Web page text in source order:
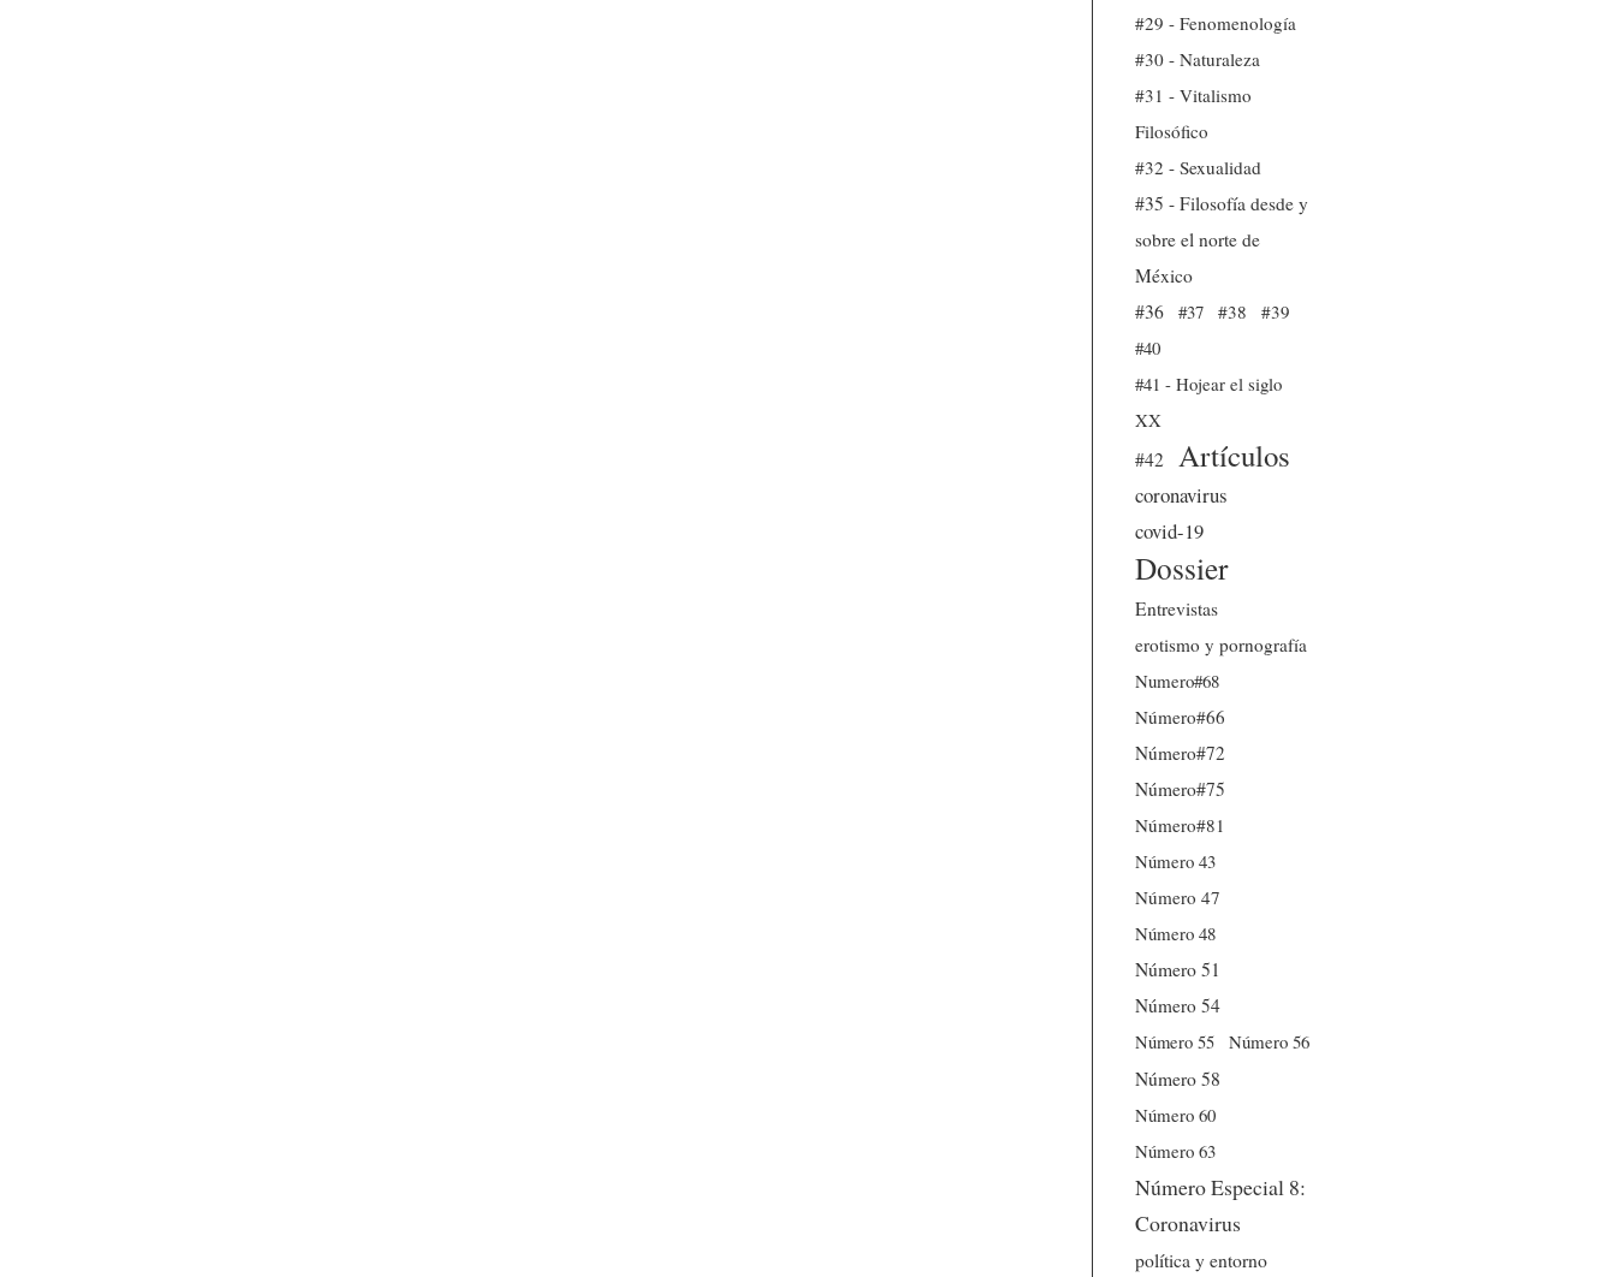
#29 - Fenomenología
#30 - Naturaleza
#31 - Vitalismo
Filosófico
#32 - Sexualidad
#35 - Filosofía desde y
sobre el norte de
México
#36
#37 #38
#39
#40
#41 - Hojear el siglo
XX
#42
Artículos
coronavirus
covid-19
Dossier
Entrevistas
erotismo y pornografía
Numero#68
Número#66
Número#72
Número#75
Número#81
Número 43
Número 47
Número 48
Número 51
Número 54
Número 55
Número 56
Número 58
Número 60
Número 63
Número Especial 8:
Coronavirus
política y entorno